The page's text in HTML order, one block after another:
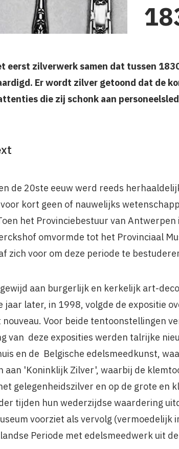
eerst zilverwerk samen dat tussen
Er wordt zilver getoond dat de
die zij schonk aan
de 20ste eeuw werd reeds
kort geen of nauwelijks
het Provinciebestuur van
omvormde tot het Provinciaal
zich voor om deze periode te
aan burgerlijk en kerkelijk art-
jaar later, in 1998, volgde de expositie
Voor beide tentoonstel­lingen
van deze exposities werden talrijke
en de Belgische edelsmeedkunst,
'Koninklijk Zilver', waarbij de
gelegen­heidszilver en op de grote en
tijden hun wederzijdse waardering
voorziet als vervolg (vermoedelijk
Periode met edelsmeedwerk uit